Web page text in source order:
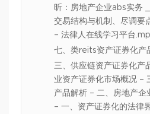
昕：房地产企业abs实务
交易结构与机制、尽调要
– 法律人在线学习平台
七、类reits资产证券化产
三、供应链资产证券化产
业资产证券化市场概况 –
产品解析 – 二、房地产
– 一、资产证券化的法律